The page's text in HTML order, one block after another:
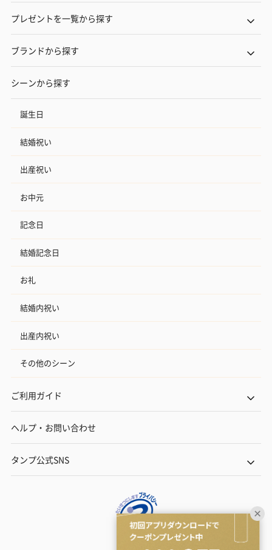
プレゼントを一覧から探す
ブランドから探す
シーンから探す
誕生日
結婚祝い
出産祝い
お中元
記念日
結婚記念日
お礼
結婚内祝い
出産内祝い
その他のシーン
ご利用ガイド
ヘルプ・お問い合わせ
タンプ公式SNS